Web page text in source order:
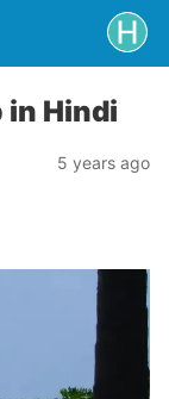
in Hindi
5 years ago